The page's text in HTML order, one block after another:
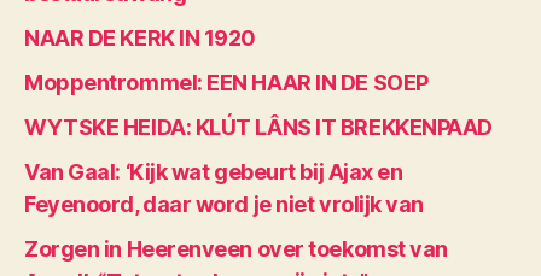
NAAR DE KERK IN 1920
Moppentrommel: EEN HAAR IN DE SOEP
WYTSKE HEIDA: KLÚT LÂNS IT BREKKENPAAD
Van Gaal: ‘Kijk wat gebeurt bij Ajax en
Feyenoord, daar word je niet vrolijk van
Zorgen in Heerenveen over toekomst van